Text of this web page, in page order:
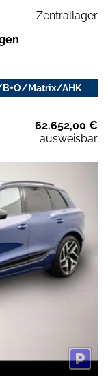
Zentrallager
B+O/Matrix/AHK
62.652,00 €
ausweisbar